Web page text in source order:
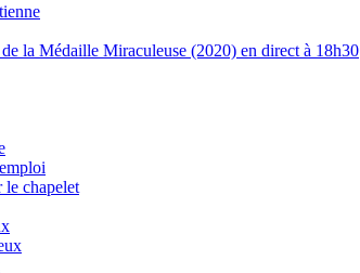
la Médaille Miraculeuse (2020) en direct à 18h30
le chapelet